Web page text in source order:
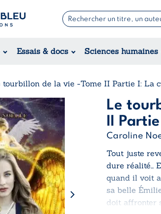
Essais & docs Sciences humaines
/ Thriller / Policier
tourbillon de la vie -Tome II Partie I: La
Le
II
Caroline
Tout juste
dure réalité…
quand il voit
sa belle
doit affronter